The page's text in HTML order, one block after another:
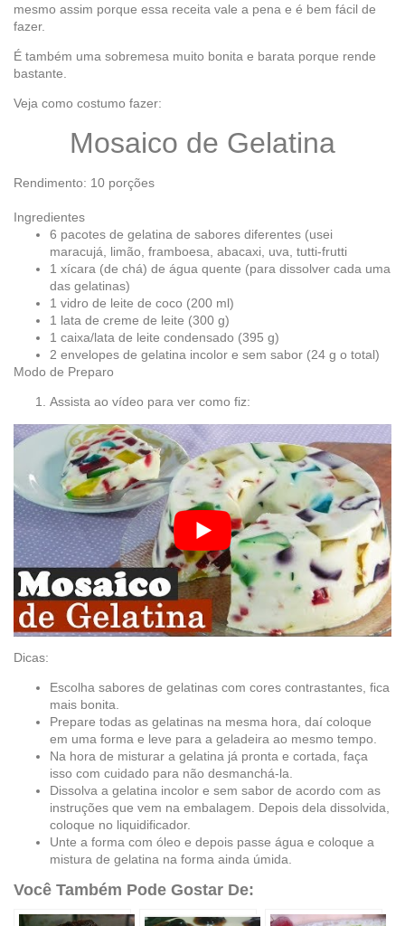
mesmo assim porque essa receita vale a pena e é bem fácil de
fazer.
É também uma sobremesa muito bonita e barata porque rende
bastante.
Veja como costumo fazer:
Mosaico de Gelatina
Rendimento: 10 porções
Ingredientes
6 pacotes de gelatina de sabores diferentes (usei
maracujá, limão, framboesa, abacaxi, uva, tutti-frutti
1 xícara (de chá) de água quente (para dissolver cada uma
das gelatinas)
1 vidro de leite de coco (200 ml)
1 lata de creme de leite (300 g)
1 caixa/lata de leite condensado (395 g)
2 envelopes de gelatina incolor e sem sabor (24 g o total)
Modo de Preparo
Assista ao vídeo para ver como fiz:
Dicas:
Escolha sabores de gelatinas com cores contrastantes, fica
mais bonita.
Prepare todas as gelatinas na mesma hora, daí coloque
em uma forma e leve para a geladeira ao mesmo tempo.
Na hora de misturar a gelatina já pronta e cortada, faça
isso com cuidado para não desmanchá-la.
Dissolva a gelatina incolor e sem sabor de acordo com as
instruções que vem na embalagem. Depois dela dissolvida,
coloque no liquidificador.
Unte a forma com óleo e depois passe água e coloque a
mistura de gelatina na forma ainda úmida.
Você Também Pode Gostar De: